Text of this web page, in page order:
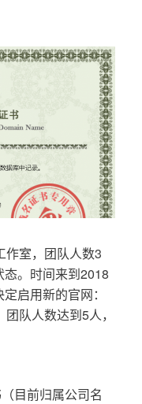
作室，团队人数3
。时间来到2018
启用新的官网：
队人数达到5人，
目前归属公司名